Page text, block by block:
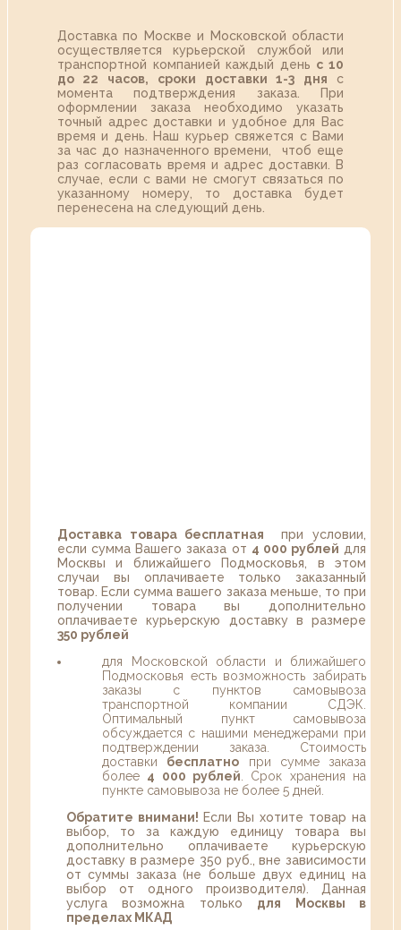
Доставка по Москве и Московской области
осуществляется курьерской службой или
транспортной компанией каждый день с 10
до 22 часов,
сроки доставки 1-3 дня с
момента подтверждения заказа. При
оформлении заказа необходимо указать
точный адрес доставки и удобное для Вас
время и день. Наш курьер свяжется с Вами
за час до назначенного времени, чтоб еще
раз согласовать время и адрес доставки. В
случае, если с вами не смогут связаться по
указанному номеру, то доставка будет
перенесена на следующий день.
Доставка товара бесплатная при условии,
если сумма Вашего заказа от 4 000 рублей для
Москвы и ближайшего Подмосковья, в этом
случаи вы оплачиваете только заказанный
товар. Если сумма вашего заказа меньше, то при
получении товара вы дополнительно
оплачиваете курьерскую доставку в размере
350 рублей
для Московской области и ближайшего
Подмосковья есть возможность забирать
заказы с пунктов самовывоза
транспортной компании СДЭК.
Оптимальный пункт самовывоза
обсуждается с нашими менеджерами при
подтверждении заказа. Стоимость
доставки бесплатно при сумме заказа
более 4 000 рублей . Срок хранения на
пункте самовывоза не более 5 дней.
Обратите внимани! Если Вы хотите товар на
выбор, то за каждую единицу товара вы
дополнительно оплачиваете курьерскую
доставку в размере 350 руб., вне зависимости
от суммы заказа (не больше двух единиц на
выбор от одного производителя). Данная
услуга возможна только для Москвы в
пределах МКАД